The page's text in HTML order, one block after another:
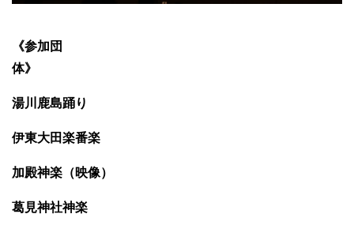
《参加団
体》
湯川鹿島踊り
伊東大田楽番楽
加殿神楽（映像）
葛見神社神楽